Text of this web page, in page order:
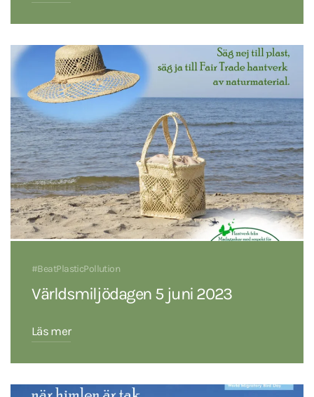
#BeatPlasticPollution
Världsmiljödagen 5 juni 2023
Läs mer